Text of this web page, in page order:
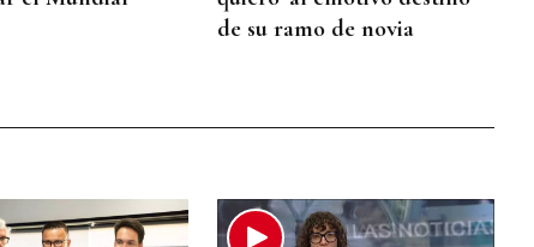
de su ramo de novia